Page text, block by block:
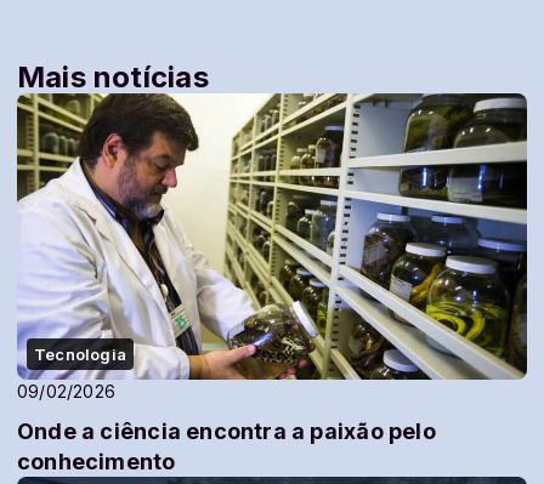
Mais notícias
Tecnologia
09/02/2026
Onde a ciência encontra a paixão pelo
conhecimento